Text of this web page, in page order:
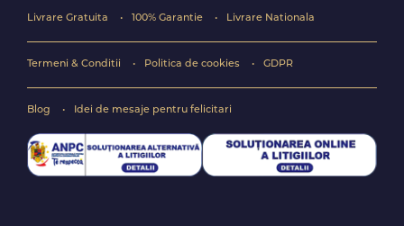
Livrare Gratuita 100% Garantie Livrare Nationala
Termeni & Conditii Politica de cookies GDPR
Blog Idei de mesaje pentru felicitari